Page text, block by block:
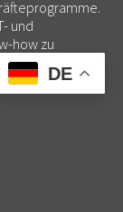
und
how zu
für mehr
DE